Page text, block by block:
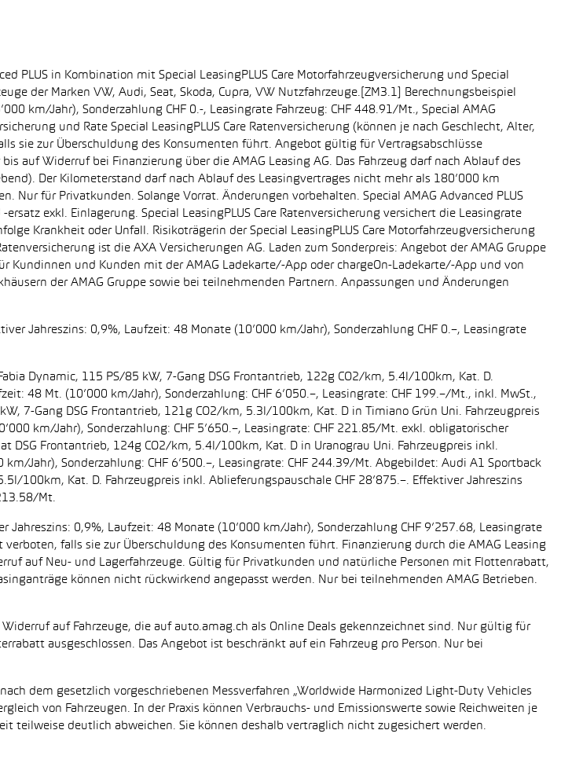
PLUS in Kombination mit Special LeasingPLUS Care Motorfahrzeugversicherung und Special
der Marken VW, Audi, Seat, Skoda, Cupra, VW Nutzfahrzeuge.[ZM3.1] Berechnungsbeispiel
km/Jahr), Sonderzahlung CHF 0.-, Leasingrate Fahrzeug: CHF 448.91/Mt., Special AMAG
und Rate Special LeasingPLUS Care Ratenversicherung (können je nach Geschlecht, Alter,
sie zur Überschuldung des Konsumenten führt. Angebot gültig für Vertragsabschlüsse
auf Widerruf bei Finanzierung über die AMAG Leasing AG. Das Fahrzeug darf nach Ablauf des
Der Kilometerstand darf nach Ablauf des Leasingvertrages nicht mehr als 180’000 km
für Privatkunden. Solange Vorrat. Änderungen vorbehalten. Special AMAG Advanced PLUS
exkl. Einlagerung. Special LeasingPLUS Care Ratenversicherung versichert die Leasingrate
Krankheit oder Unfall. Risikoträgerin der Special LeasingPLUS Care Motorfahrzeugversicherung
ist die AXA Versicherungen AG. Laden zum Sonderpreis: Angebot der AMAG Gruppe
und Kunden mit der AMAG Ladekarte/-App oder chargeOn-Ladekarte/-App und von
der AMAG Gruppe sowie bei teilnehmenden Partnern. Anpassungen und Änderungen
Jahreszins: 0,9%, Laufzeit: 48 Monate (10’000 km/Jahr), Sonderzahlung CHF 0.–, Leasingrate
Dynamic, 115 PS/85 kW, 7-Gang DSG Frontantrieb, 122g CO2/km, 5.4l/100km, Kat. D.
48 Mt. (10’000 km/Jahr), Sonderzahlung: CHF 6’050.–, Leasingrate: CHF 199.–/Mt., inkl. MwSt.,
7-Gang DSG Frontantrieb, 121g CO2/km, 5.3l/100km, Kat. D in Timiano Grün Uni. Fahrzeugpreis
km/Jahr), Sonderzahlung: CHF 5’650.–, Leasingrate: CHF 221.85/Mt. exkl. obligatorischer
DSG Frontantrieb, 124g CO2/km, 5.4l/100km, Kat. D in Uranograu Uni. Fahrzeugpreis inkl.
Jahr), Sonderzahlung: CHF 6’500.–, Leasingrate: CHF 244.39/Mt. Abgebildet: Audi A1 Sportback
100km, Kat. D. Fahrzeugpreis inkl. Ablieferungspauschale CHF 28’875.–. Effektiver Jahreszins
Mt.
0,9%, Laufzeit: 48 Monate (10’000 km/Jahr), Sonderzahlung CHF 9’257.68, Leasingrate
falls sie zur Überschuldung des Konsumenten führt. Finanzierung durch die AMAG Leasing
auf Neu- und Lagerfahrzeuge. Gültig für Privatkunden und natürliche Personen mit Flottenrabatt,
können nicht rückwirkend angepasst werden. Nur bei teilnehmenden AMAG Betrieben.
auf Fahrzeuge, die auf auto.amag.ch als Online Deals gekennzeichnet sind. Nur gültig für
ausgeschlossen. Das Angebot ist beschränkt auf ein Fahrzeug pro Person. Nur bei
dem gesetzlich vorgeschriebenen Messverfahren „Worldwide Harmonized Light-Duty Vehicles
von Fahrzeugen. In der Praxis können Verbrauchs- und Emissionswerte sowie Reichweiten je
teilweise deutlich abweichen. Sie können deshalb vertraglich nicht zugesichert werden.